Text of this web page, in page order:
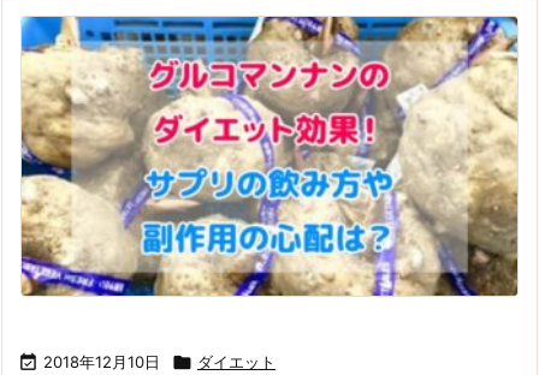
 2018年12月10日  ダイエット